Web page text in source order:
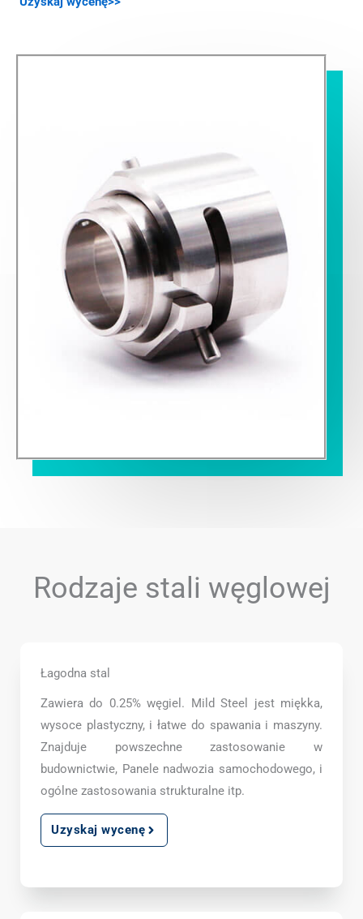
Rodzaje stali węglowej
Łagodna stal
Zawiera do 0.25% węgiel. Mild Steel jest miękka,
wysoce plastyczny, i łatwe do spawania i maszyny.
Znajduje powszechne zastosowanie w
budownictwie, Panele nadwozia samochodowego, i
ogólne zastosowania strukturalne itp.
Uzyskaj wycenę